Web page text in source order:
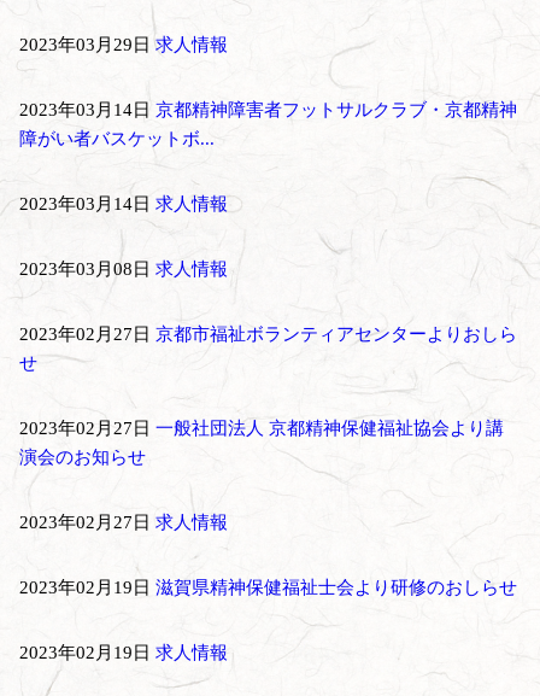
2023年03月29日求人情報
2023年03月14日 京都精神障害者フットサルクラブ・京都精神
障がい者バスケットボ...
2023年03月14日 求人情報
2023年03月08日 求人情報
2023年02月27日 京都市福祉ボランティアセンターよりおしら
せ
2023年02月27日 一般社団法人 京都精神保健福祉協会より講
演会のお知らせ
2023年02月27日 求人情報
2023年02月19日 滋賀県精神保健福祉士会より研修のおしらせ
2023年02月19日 求人情報